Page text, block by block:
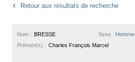
Retour aux résultats de recherche
Sexe : Homme
Nom : BRESSE
Prénom(s) : Charles François Marcel